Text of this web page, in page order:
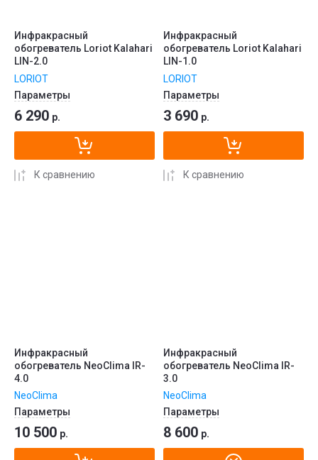
Инфракрасный
обогреватель Loriot Kalahari
LIN-2.0
LORIOT
Параметры
6 290 р.
К сравнению
Инфракрасный
обогреватель Loriot Kalahari
LIN-1.0
LORIOT
Параметры
3 690 р.
К сравнению
Инфракрасный
обогреватель NeoClima IR-
4.0
NeoClima
Параметры
10 500 р.
Инфракрасный
обогреватель NeoClima IR-
3.0
NeoClima
Параметры
8 600 р.